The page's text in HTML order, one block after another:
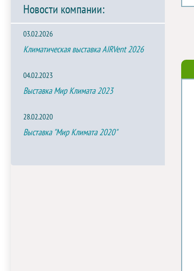
Новости компании:
03.02.2026
Климатическая выставка AIRVent 2026
04.02.2023
Выставка Мир Климата 2023
28.02.2020
Выставка "Мир Климата 2020"